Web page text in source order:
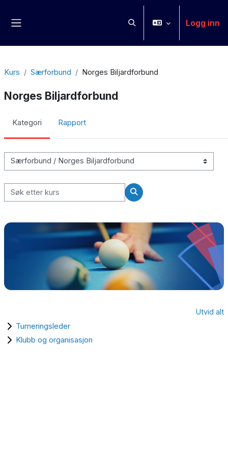
Veksle inndata for søkLogg inn
Kurs Særforbund Norges Biljardforbund
Norges Biljardforbund
Kategori Rapport
Kurskategorier
Søk etter kurs
Søk etter kurs
Utvid alt
Turneringsleder
Klubb og organisasjon